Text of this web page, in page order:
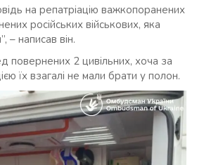
на репатріацію важкопоранених
російських військових, яка
– написав він.
повернених 2 цивільних, хоча за
їх взагалі не мали брати у полон.